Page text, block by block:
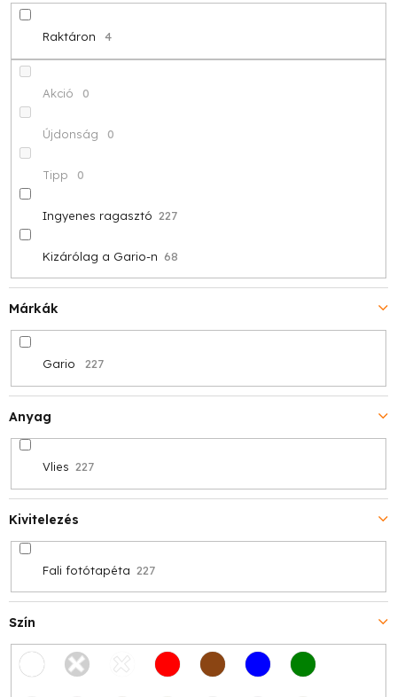
d
e
z
é
s
e
Raktáron 4
Akció 0
Újdonság 0
Tipp 0
Ingyenes ragasztó 227
Kizárólag a Gario-n 68
Márkák
Gario 227
Anyag
Vlies 227
Kivitelezés
Fali fotótapéta 227
Szín